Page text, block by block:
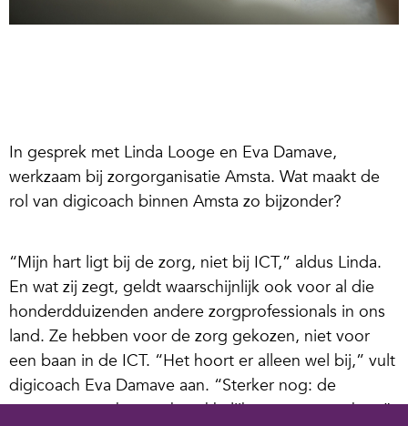
In gesprek met Linda Looge en Eva Damave,
werkzaam bij zorgorganisatie Amsta. Wat maakt de
rol van digicoach binnen Amsta zo bijzonder?
“Mijn hart ligt bij de zorg, niet bij ICT,” aldus Linda.
En wat zij zegt, geldt waarschijnlijk ook voor al die
honderdduizenden andere zorgprofessionals in ons
land. Ze hebben voor de zorg gekozen, niet voor
een baan in de ICT. “Het hoort er alleen wel bij,” vult
digicoach Eva Damave aan. “Sterker nog: de
computer zou het werk makkelijker moeten maken.”